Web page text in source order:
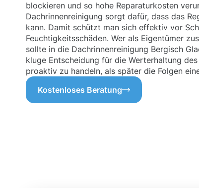
blockieren und so hohe Reparaturkosten
Dachrinnenreinigung sorgt dafür, dass das
kann. Damit schützt man sich effektiv vor
Feuchtigkeitsschäden. Wer als Eigentümer
sollte in die Dachrinnenreinigung Bergisch
kluge Entscheidung für die Werterhaltung
proaktiv zu handeln, als später die Folgen
Kostenloses Beratung